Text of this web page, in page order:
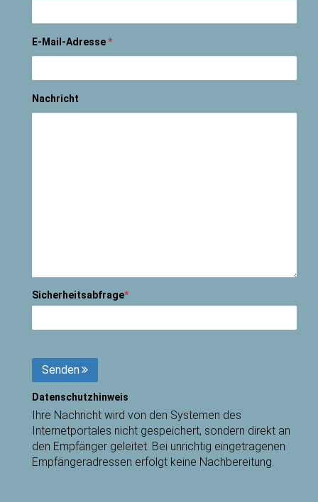
E-Mail-Adresse*
Nachricht
Sicherheitsabfrage*
Senden
Datenschutzhinweis
Ihre Nachricht wird von den Systemen des
Internetportales nicht gespeichert, sondern direkt an
den Empfänger geleitet. Bei unrichtig eingetragenen
Empfängeradressen erfolgt keine Nachbereitung.